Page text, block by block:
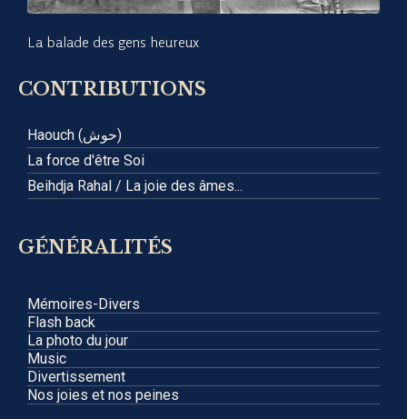
La balade des gens heureux
CONTRIBUTIONS
Haouch (حوش)
La force d'être Soi
Beihdja Rahal / La joie des âmes...
GÉNÉRALITÉS
Mémoires-Divers
Flash back
La photo du jour
Music
Divertissement
Nos joies et nos peines